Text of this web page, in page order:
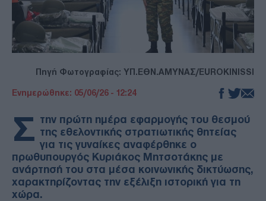
Πηγή Φωτογραφίας: ΥΠ.ΕΘΝ.ΑΜΥΝΑΣ/EUROKINISSI
Ενημερώθηκε: 05/06/26 - 12:24
Σ την πρώτη ημέρα εφαρμογής του θεσμού
της εθελοντικής στρατιωτικής θητείας
για τις γυναίκες αναφέρθηκε ο
πρωθυπουργός Κυριάκος Μητσοτάκης με
ανάρτησή του στα μέσα κοινωνικής δικτύωσης,
χαρακτηρίζοντας την εξέλιξη ιστορική για τη
χώρα.